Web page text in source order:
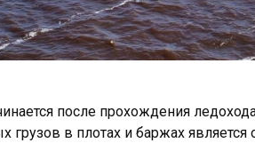
после прохождения
грузов в плотах и баржах